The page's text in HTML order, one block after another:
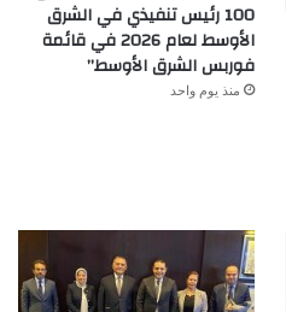
100 رئيس تنفيذي في الشرق
الأوسط لعام 2026 في قائمة
فوربس الشرق الأوسط”
منذ يوم واحد